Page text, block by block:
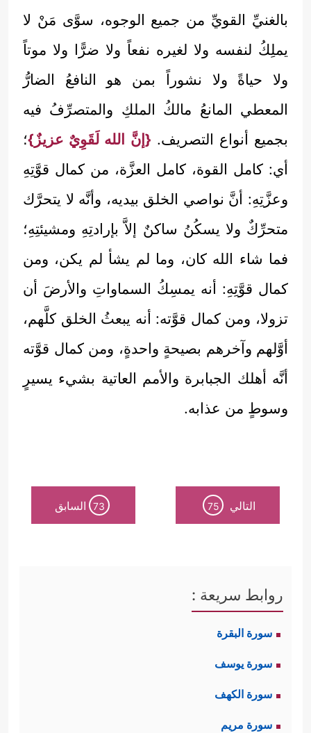
بالغنيِّ القويِّ من جميع الوجوه، سوَّى مَنْ لا
يملِكُ لنفسه ولا لغيره نفعاً ولا ضرًّا ولا موتاً
ولا حياةً ولا نشوراً بمن هو النافعُ الضارُّ
المعطي المانعُ مالكُ الملكِ والمتصرِّفُ فيه
بجميع أنواع التصريف. {إنَّ الله لَقَوِيٌ عزيزٌ}؛
أي: كامل القوة، كامل العزَّة، من كمال قوَّتِهِ
وعزَّتِهِ: أنَّ نواصي الخلق بيديه، وأنَّه لا يتحرَّك
متحرِّكٌ ولا يسكُنُ ساكنٌ إلاَّ بإرادتِهِ ومشيئتِهِ؛
فما شاء الله كان، وما لم يشأ لم يكن، ومن
كمال قوَّتِهِ: أنه يمسِكُ السماواتِ والأرضَ أن
تزولا، ومن كمال قوَّته: أنه يبعثُ الخلق كلَّهم،
أوَّلهم وآخرهم بصيحةٍ واحدةٍ، ومن كمال قوَّته
أنَّه أهلك الجبابرة والأمم العاتية بشيء يسيرٍ
وسوطٍ من عذابه.
التالي 75
73 السابق
روابط سريعة :
سورة البقرة
سورة يوسف
سورة الكهف
سورة مريم